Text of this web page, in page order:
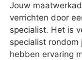
Jouw
verrichten door
specialist. Het is
specialist
hebben ervaring